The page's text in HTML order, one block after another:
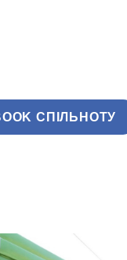
СПІЛЬНОТУ